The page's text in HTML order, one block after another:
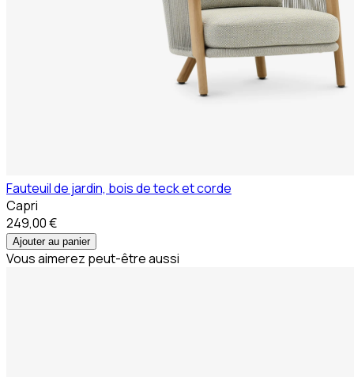
Fauteuil de jardin, bois de teck et corde
Capri
249,00 €
Ajouter au panier
Vous aimerez peut-être aussi